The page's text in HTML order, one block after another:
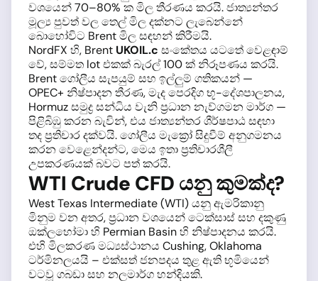
වශයෙන් 70–80% ක මිල තීරණය කරයි. ජාත්‍යන්තර
මූල්‍ය පුවත් වල තෙල් මිල දක්නට ලැබෙන්නේ
බොහෝවිට Brent මිල සඳහන් කිරීමයි.
NordFX හි, Brent UKOIL.c සංකේතය යටතේ වෙළඳාම්
වේ, සම්මත lot එකක් බැරල් 100 ක් නිරූපණය කරයි.
Brent ගෝලීය සැපයුම් සහ ඉල්ලුම් ගතිකයන් —
OPEC+ නිෂ්පාදන තීරණ, මැද පෙරදිග භූ-දේශපාලනය,
Hormuz සමුද්‍ර සන්ධිය වැනි ප්‍රධාන නැව්ගමන මාර්ග —
පිළිබිඹු කරන බැවින්, එය ජාත්‍යන්තර ශීර්ෂපාඨ සඳහා
තද ප්‍රතිචාර දක්වයි. ගෝලීය මැක්‍රෝ සිදුවීම් අනුගමනය
කරන වෙළෙන්දන්ට, මෙය ඉතා ප්‍රතිචාරශීලී
උපකරණයක් බවට පත් කරයි.
WTI Crude CFD යනු කුමක්ද?
West Texas Intermediate (WTI) යනු ඇමරිකානු
මිනුම වන අතර, ප්‍රධාන වශයෙන් ටෙක්සාස් සහ දකුණු
ඔක්ලහෝමා හි Permian Basin හි නිෂ්පාදනය කරයි.
එහි මිලකරණ මධ්‍යස්ථානය Cushing, Oklahoma
ටර්මිනලයයි – එක්සත් ජනපදය තුළ ඇති භූමියෙන්
වටවූ ගබඩා සහ නලමාර්ග හන්දියකි.